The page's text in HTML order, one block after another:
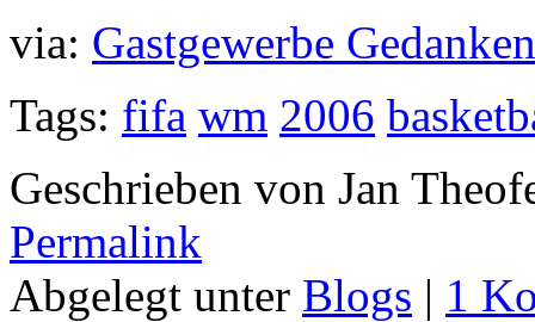
via: Gastgewerbe
Tags: fifa wm 2006
Geschrieben von Jan
Permalink
Abgelegt unter Blogs | 1